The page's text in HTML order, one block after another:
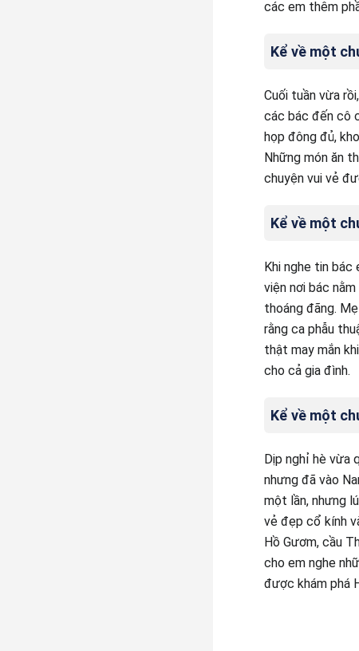
các em thêm
Kể về một
Cuối tuần vừa
các bác đến cô
họp đông đủ,
Những món ăn
chuyện vui vẻ
Kể về một
Khi nghe tin bác
viện nơi bác
thoáng đãng.
rằng ca phẫu
thật may mắn
cho cả gia đình.
Kể về một
Dịp nghỉ hè vừa
nhưng đã vào
một lần, nhưng
vẻ đẹp cổ kính
Hồ Gươm, cầu
cho em nghe
được khám phá